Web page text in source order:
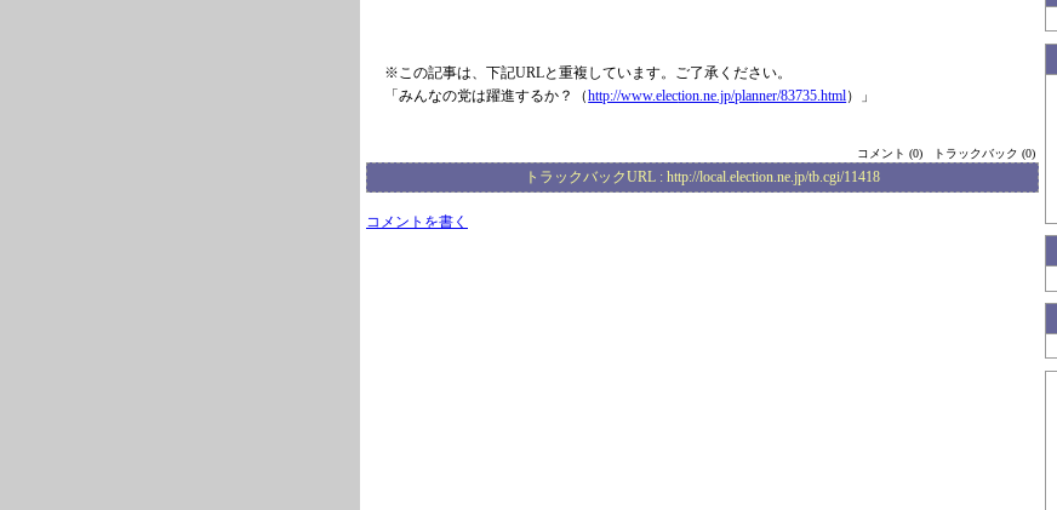
※この記事は、下記URLと重複しています。ご了承ください。
「みんなの党は躍進するか？（http://www.election.ne.jp/planner/83735.html）」
コメント (0) トラックバック (0)
トラックバックURL : http://local.election.ne.jp/tb.cgi/11418
コメントを書く